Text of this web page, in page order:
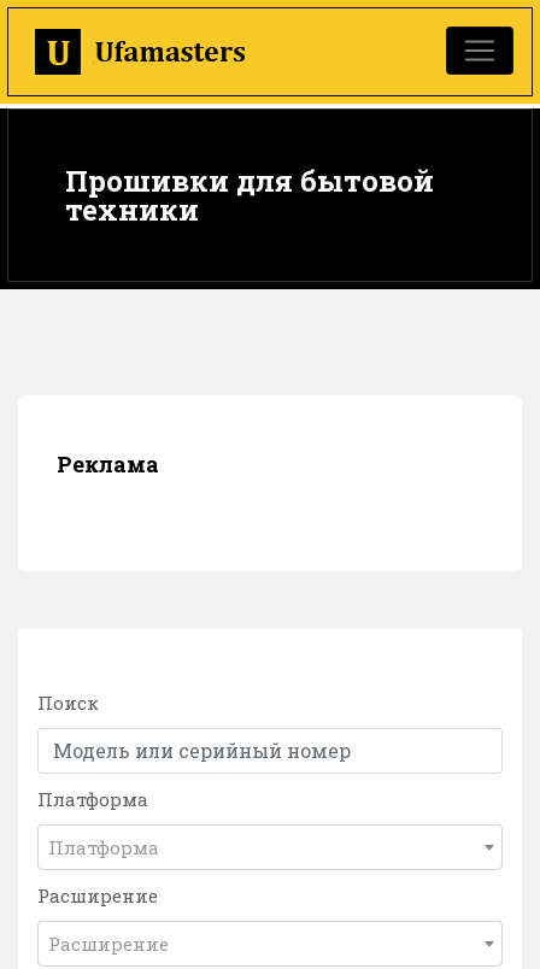
Прошивки для бытовой
техники
Реклама
Поиск
Платформа
Платформа
Расширение
Расширение